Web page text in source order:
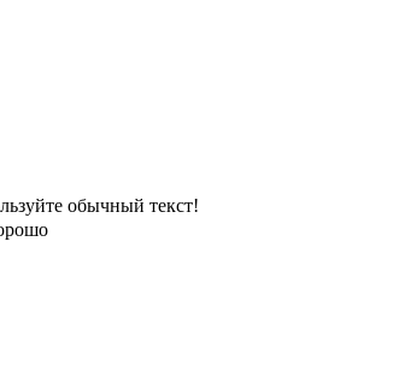
обычный текст!